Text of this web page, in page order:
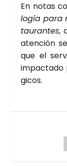
En notas
lo­gía para
tau­ran­tes,
aten­ción
que el
impac­ta­do
gi­cos.